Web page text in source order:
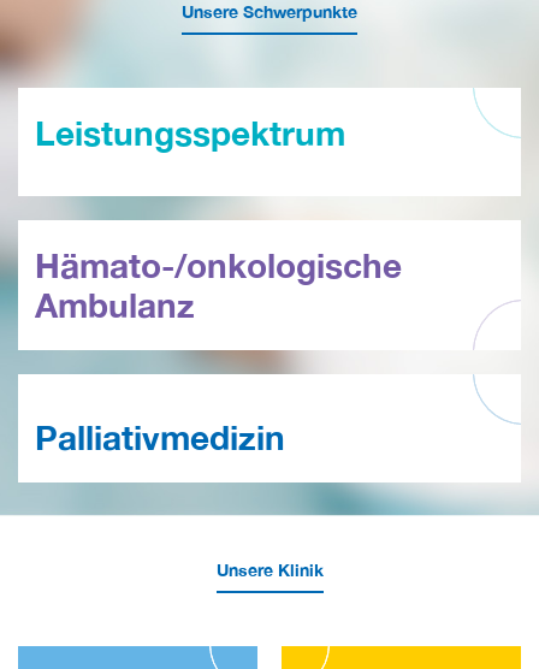
Unsere Schwerpunkte
Leistungsspektrum
Hämato-/onkologische
Ambulanz
Palliativmedizin
Unsere Klinik